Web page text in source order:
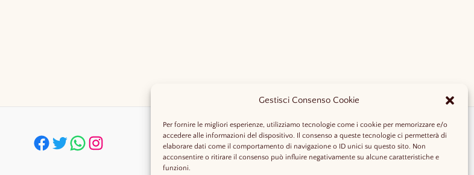
Gestisci Consenso Cookie
Per fornire le migliori esperienze, utilizziamo tecnologie come i cookie per memorizzare e/o
accedere alle informazioni del dispositivo. Il consenso a queste tecnologie ci permetterà di
elaborare dati come il comportamento di navigazione o ID unici su questo sito. Non
acconsentire o ritirare il consenso può influire negativamente su alcune caratteristiche e
funzioni.
Pagina facebook
account X della Cantina Luca Deiana
Whatsapp cantina Luca DeianaIG Cantina Luca Deiana